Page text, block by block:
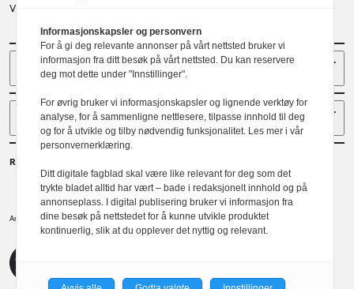
Vil du annonsere i Arkitektur? Les mer her.
Sider
Følg oss
Redaktør
Gaute Brochmann
Arkitektur er et tidsskrift utgitt avNorske arkitekters landsforbund.
NAL
Informasjonskapsler og personvern
For å gi deg relevante annonser på vårt nettsted bruker vi
informasjon fra ditt besøk på vårt nettsted. Du kan reservere
deg mot dette under "Innstillinger".
For øvrig bruker vi informasjonskapsler og lignende verktøy for
analyse, for å sammenligne nettlesere, tilpasse innhold til deg
og for å utvikle og tilby nødvendig funksjonalitet. Les mer i vår
personvernerklæring.
Ditt digitale fagblad skal være like relevant for deg som det
trykte bladet alltid har vært – bade i redaksjonelt innhold og på
annonseplass. I digital publisering bruker vi informasjon fra
dine besøk på nettstedet for å kunne utvikle produktet
kontinuerlig, slik at du opplever det nyttig og relevant.